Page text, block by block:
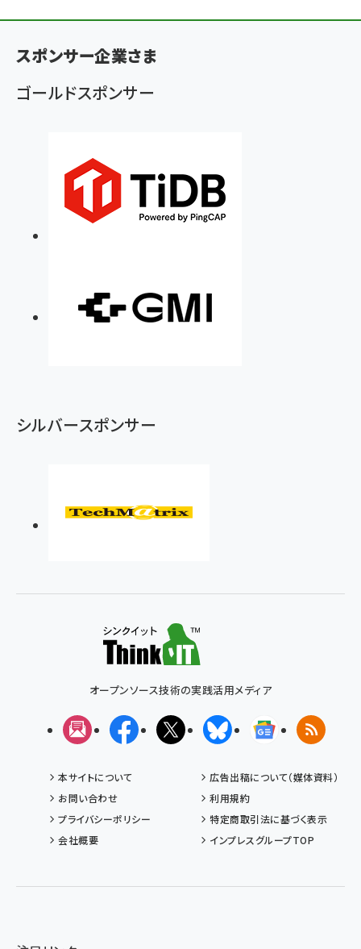
く
ず
スポンサー企業さま
ゴールドスポンサー
シルバースポンサー
オープンソース技術の実践活用メディア
メルマガFacebookX(エックス)BlueskyGoogleニュ
RSS
本サイトについて
広告出稿について（媒体資料）
お問い合わせ
利用規約
プライバシーポリシー
特定商取引法に基づく表示
会社概要
インプレスグループTOP